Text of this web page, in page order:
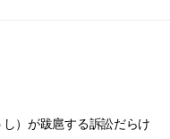
）が跋扈する訴訟だらけ